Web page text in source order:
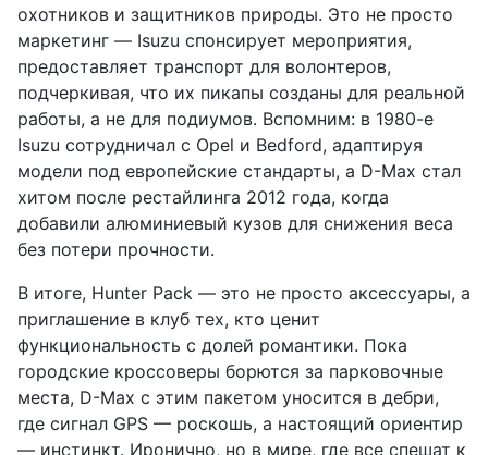
охотников и защитников природы. Это не просто
маркетинг — Isuzu спонсирует мероприятия,
предоставляет транспорт для волонтеров,
подчеркивая, что их пикапы созданы для реальной
работы, а не для подиумов. Вспомним: в 1980-е
Isuzu сотрудничал с Opel и Bedford, адаптируя
модели под европейские стандарты, а D-Max стал
хитом после рестайлинга 2012 года, когда
добавили алюминиевый кузов для снижения веса
без потери прочности.
В итоге, Hunter Pack — это не просто аксессуары, а
приглашение в клуб тех, кто ценит
функциональность с долей романтики. Пока
городские кроссоверы борются за парковочные
места, D-Max с этим пакетом уносится в дебри,
где сигнал GPS — роскошь, а настоящий ориентир
— инстинкт. Иронично, но в мире, где все спешат к